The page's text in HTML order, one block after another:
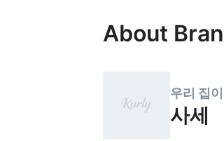
About
우리 집
사세